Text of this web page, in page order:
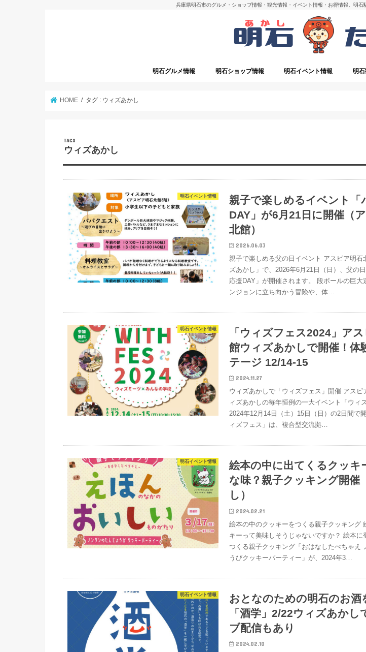
兵庫県明石市のグルメ・ショップ情報・観光情報・イベント情報・お得情報。明
明石グルメ情報 明石ショップ情報 明石イベント情報 明
HOME タグ : ウィズあかし
ウィズあかし
明石イベント情報
親子で楽しめるイベント「
DAY」が6月21日に開催（
北館）
2026.06.03
親子で楽しめる父の日イベント アスピア明石
ズあかし」で、2026年6月21日（日）、父の
応援DAY」が開催されます。 段ボールの巨大
ンジョンに立ち向かう冒険や、体…
明石イベント情報
「ウィズフェス2024」ア
館ウィズあかしで開催！体
テージ 12/14-15
2024.11.27
ウィズあかしで「ウィズフェス」開催 アスピ
ィズあかしの毎年恒例の一大イベント「ウィ
2024年12月14日（土）15日（日）の2日間で
ィズフェス」は、複合型交流拠…
明石イベント情報
絵本の中に出てくるクッキ
な味？親子クッキング開催
し）
2024.02.21
絵本の中のクッキーをつくる親子クッキング
キーって美味しそうじゃないですか？ 絵本に
つくる親子クッキング「おはなしたべちゃえ
うびクッキーパーティー」が、2024年3…
明石イベント情報
おとなのための明石のお酒
「酒学」2/22ウィズあかし
ブ配信もあり
2024.02.10